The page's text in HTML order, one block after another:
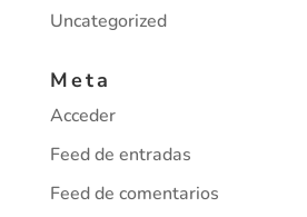
Uncategorized
Meta
Acceder
Feed de entradas
Feed de comentarios